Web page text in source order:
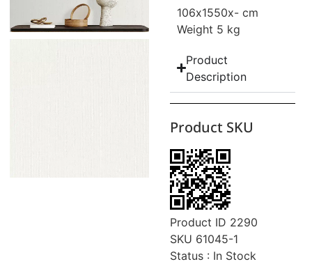
106x1550x- cm
Weight 5 kg
Product
Description
Product SKU
Product ID 2290
SKU 61045-1
Status : In Stock